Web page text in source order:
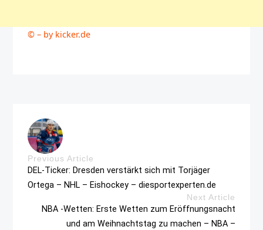
© – by kicker.de
Previous Article
DEL-Ticker: Dresden verstärkt sich mit Torjäger
Ortega – NHL – Eishockey – diesportexperten.de
Next Article
NBA -Wetten: Erste Wetten zum Eröffnungsnacht
und am Weihnachtstag zu machen – NBA –